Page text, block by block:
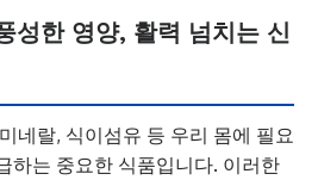
성한 영양, 활력 넘치는 신
네랄, 식이섬유 등 우리 몸에 필요
하는 중요한 식품입니다. 이러한